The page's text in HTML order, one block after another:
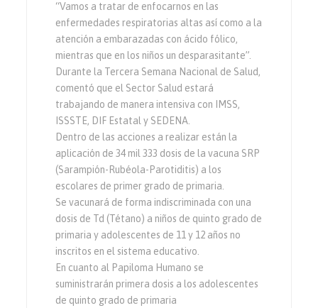
“Vamos a tratar de enfocarnos en las
enfermedades respiratorias altas así como a la
atención a embarazadas con ácido fólico,
mientras que en los niños un desparasitante”.
Durante la Tercera Semana Nacional de Salud,
comentó que el Sector Salud estará
trabajando de manera intensiva con IMSS,
ISSSTE, DIF Estatal y SEDENA.
Dentro de las acciones a realizar están la
aplicación de 34 mil 333 dosis de la vacuna SRP
(Sarampión-Rubéola-Parotiditis) a los
escolares de primer grado de primaria.
Se vacunará de forma indiscriminada con una
dosis de Td (Tétano) a niños de quinto grado de
primaria y adolescentes de 11 y 12 años no
inscritos en el sistema educativo.
En cuanto al Papiloma Humano se
suministrarán primera dosis a los adolescentes
de quinto grado de primaria